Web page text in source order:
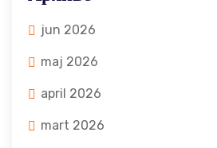
jun 2026
maj 2026
april 2026
mart 2026